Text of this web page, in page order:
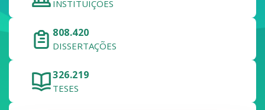
INSTITUIÇÕES
808.420
DISSERTAÇÕES
326.219
TESES